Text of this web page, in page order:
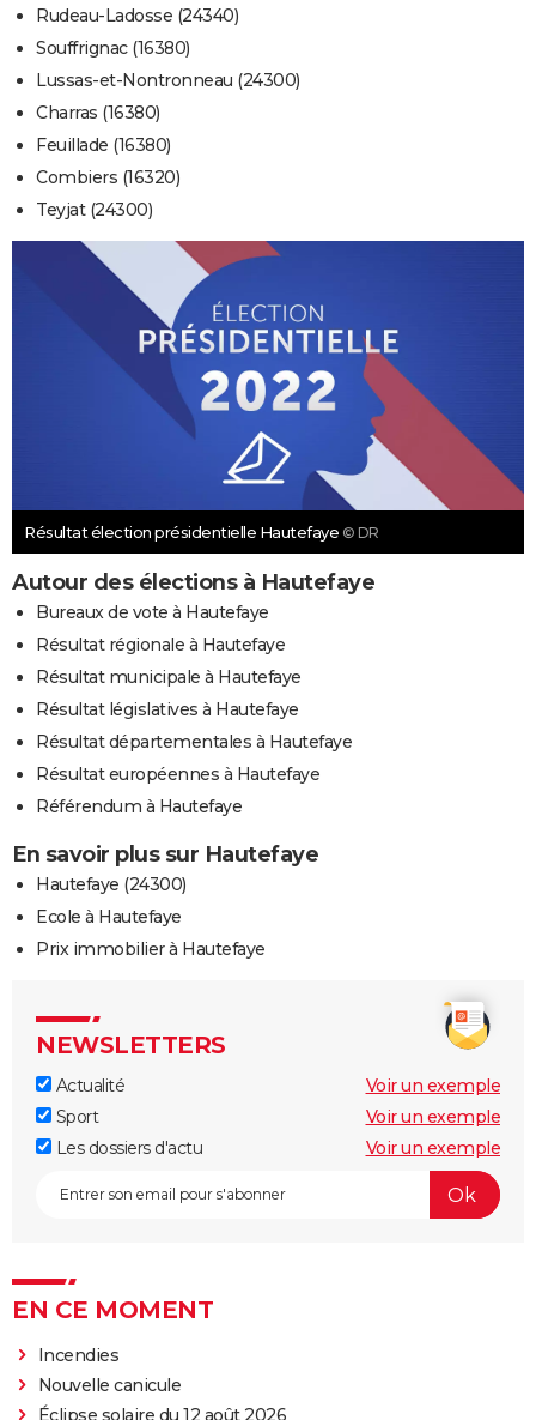
Rudeau-Ladosse (24340)
Souffrignac (16380)
Lussas-et-Nontronneau (24300)
Charras (16380)
Feuillade (16380)
Combiers (16320)
Teyjat (24300)
Résultat élection présidentielle Hautefaye © DR
Autour des élections à Hautefaye
Bureaux de vote à Hautefaye
Résultat régionale à Hautefaye
Résultat municipale à Hautefaye
Résultat législatives à Hautefaye
Résultat départementales à Hautefaye
Résultat européennes à Hautefaye
Référendum à Hautefaye
En savoir plus sur Hautefaye
Hautefaye (24300)
Ecole à Hautefaye
Prix immobilier à Hautefaye
NEWSLETTERS
Actualité
Voir un exemple
Sport
Voir un exemple
Les dossiers d'actu
Voir un exemple
EN CE MOMENT
Incendies
Nouvelle canicule
Éclipse solaire du 12 août 2026